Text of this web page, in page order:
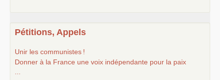
Pétitions, Appels
Unir les communistes !
Donner à la France une voix indépendante pour la paix
...